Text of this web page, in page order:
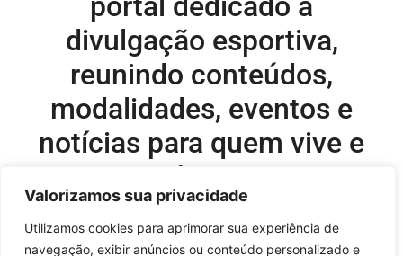
Valorizamos sua privacidade
Utilizamos cookies para aprimorar sua experiência de
navegação, exibir anúncios ou conteúdo personalizado e
divulgação esportiva,
reunindo conteúdos,
modalidades, eventos e
notícias para quem vive e
acompanha o esporte.